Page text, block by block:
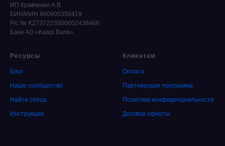
ИП Кравченко А.В.
БИН/ИИН 860605350419
Р/с № KZ73722S000002438466
Банк АО «Kaspi Bank»
Ресурсы
Блог
Наше сообщество
Найти спеца
Инструкции
Клиентам
Оплата
Партнерская программа
Политика конфиденциальности
Договор оферты